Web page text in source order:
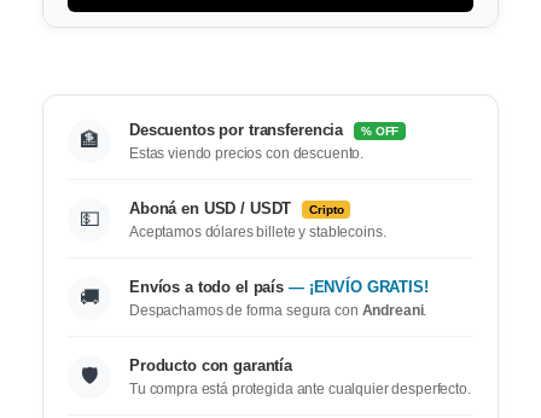
🏦 Descuentos por transferencia % OFF
Estas viendo precios con descuento.
💵 Aboná en USD / USDT Cripto
Aceptamos dólares billete y stablecoins.
🚚 Envíos a todo el país — ¡ENVÍO GRATIS!
Despachamos de forma segura con Andreani.
🛡️ Producto con garantía
Tu compra está protegida ante cualquier desperfecto.